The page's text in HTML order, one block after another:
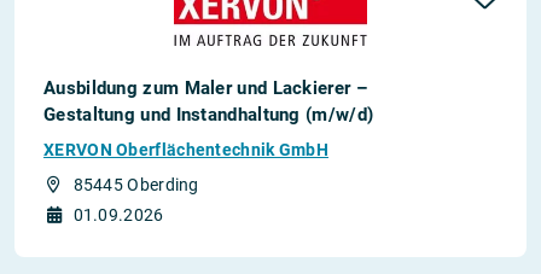
Ausbildung zum Maler und Lackierer –
Gestaltung und Instandhaltung (m/w/d)
XERVON Oberflächentechnik GmbH
85445 Oberding
01.09.2026